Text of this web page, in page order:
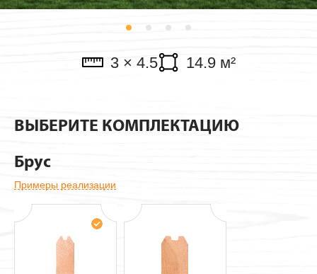
Павильоны
3 × 4.5 14.9 м²
ВЫБЕРИТЕ КОМПЛЕКТАЦИЮ
Брус
Примеры реализации